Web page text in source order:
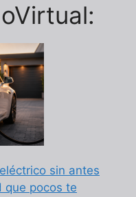
sin antes
que pocos te